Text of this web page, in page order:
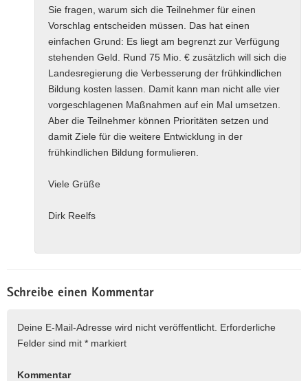
Sie fragen, warum sich die Teilnehmer für einen
Vorschlag entscheiden müssen. Das hat einen
einfachen Grund: Es liegt am begrenzt zur Verfügung
stehenden Geld. Rund 75 Mio. € zusätzlich will sich die
Landesregierung die Verbesserung der frühkindlichen
Bildung kosten lassen. Damit kann man nicht alle vier
vorgeschlagenen Maßnahmen auf ein Mal umsetzen.
Aber die Teilnehmer können Prioritäten setzen und
damit Ziele für die weitere Entwicklung in der
frühkindlichen Bildung formulieren.
Viele Grüße
Dirk Reelfs
Schreibe einen Kommentar
Deine E-Mail-Adresse wird nicht veröffentlicht. Erforderliche
Felder sind mit * markiert
Kommentar